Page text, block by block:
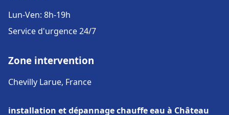
Lun-Ven: 8h-19h
Service d'urgence 24/7
Zone intervention
Chevilly Larue, France
installation et dépannage chauffe eau à Château